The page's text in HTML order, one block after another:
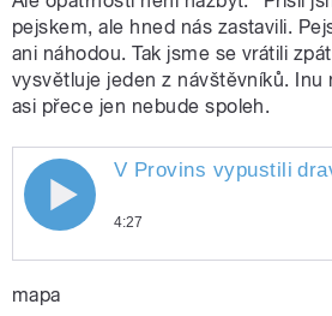
pejskem, ale hned nás zastavili.
ani náhodou. Tak jsme se vrátili
vysvětluje jeden z návštěvníků. Inu
asi přece jen nebude spoleh.
V Provins vypustili
4:27
mapa